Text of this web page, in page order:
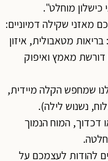
שקילה דמיוניים:
מטאבולית, איזון
מאמץ ואיפוק
שמחפש הקלה מיידית,
נשנוש לילה).
דכדוך, המוח הנמוך
להודות לעצמכם על